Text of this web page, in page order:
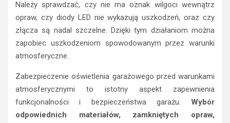
Należy sprawdzać, czy nie ma oznak wilgoci wewnątrz
opraw, czy diody LED nie wykazują uszkodzeń, oraz czy
złącza są nadal szczelne. Dzięki tym działaniom można
zapobiec uszkodzeniom spowodowanym przez warunki
atmosferyczne.
Zabezpieczenie oświetlenia garażowego przed warunkami
atmosferycznymi to istotny aspekt zapewnienia
funkcjonalności i bezpieczeństwa garażu. Wybór
odpowiednich materiałów, zamkniętych opraw,